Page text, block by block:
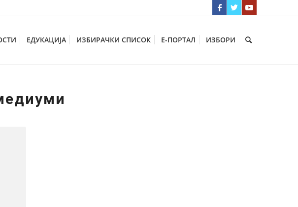
ЕДУКАЦИЈА ИЗБИРАЧКИ СПИСОК Е-ПОРТАЛ ИЗБОРИ